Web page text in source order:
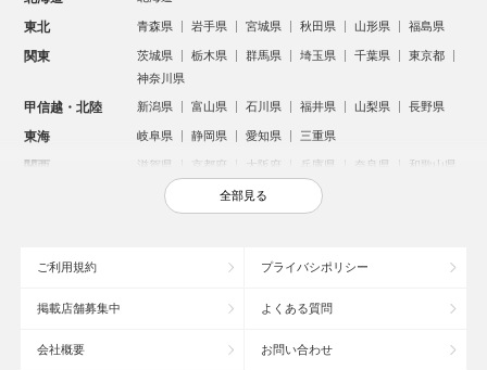
東北 青森県 岩手県 宮城県 秋田県 山形県 福島県
関東 茨城県 栃木県 群馬県 埼玉県 千葉県
東京都
神奈川県
甲信越・北陸 新潟県 富山県 石川県 福井県 山梨県 長野県
東海 岐阜県 静岡県 愛知県 三重県
関西 滋賀県 京都府 大阪府 兵庫県 奈良県 和歌山県
鳥取県 島根県 岡山県 広島県
沖縄県
全部見る
ご利用規約 プライバシポリシー
掲載店舗募集中 よくある質問
会社概要 お問い合わせ